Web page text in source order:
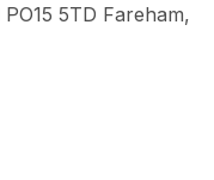
PO15 5TD Fareham,